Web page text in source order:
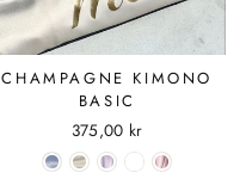
CHAMPAGNE KIMONO
BASIC
375,00 kr